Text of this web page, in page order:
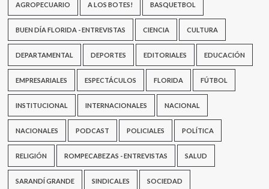
AGROPECUARIO A LOS BOTES! BASQUETBOL
BUEN DÍA FLORIDA - ENTREVISTAS CIENCIA CULTURA
DEPARTAMENTAL DEPORTES EDITORIALES EDUCACIÓN
EMPRESARIALES ESPECTÁCULOS FLORIDA FÚTBOL
INSTITUCIONAL INTERNACIONALES NACIONAL
NACIONALES PODCAST POLICIALES POLÍTICA
RELIGIÓN ROMPECABEZAS - ENTREVISTAS SALUD
SARANDÍ GRANDE SINDICALES SOCIEDAD